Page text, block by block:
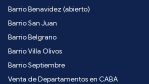
Barrio Benavidez (abierto)
Barrio San Juan
Barrio Belgrano
Barrio Villa Olivos
Barrio Septiembre
Venta de Departamentos en CABA